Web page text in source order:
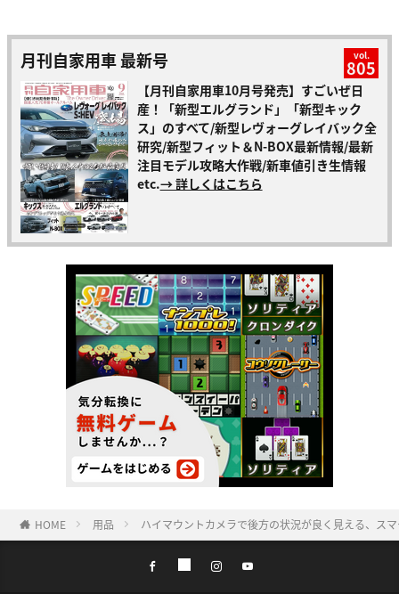
月刊自家用車 最新号 vol.
805
【月刊自家用車10月号発売】すごいぜ日
産！「新型エルグランド」「新型キック
ス」のすべて/新型レヴォーグレイバック全
研究/新型フィット＆N-BOX最新情報/最新
注目モデル攻略大作戦/新車値引き生情報
etc.→ 詳しくはこちら
HOME 用品 ハイマウントカメラで後方の状況が良く見える、ス